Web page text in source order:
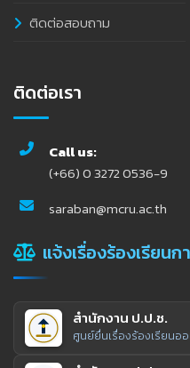
ติดต่อสอบถาม
ติดต่อเรา
Call us:
(+66) 0 3272 0536-9
saraban@mcru.ac.th
แจ้งเรื่องร้องเรียน
สำนักงาน ป.ป.ช.
ศูนย์ยื่นเรื่องร้องเรียนอ